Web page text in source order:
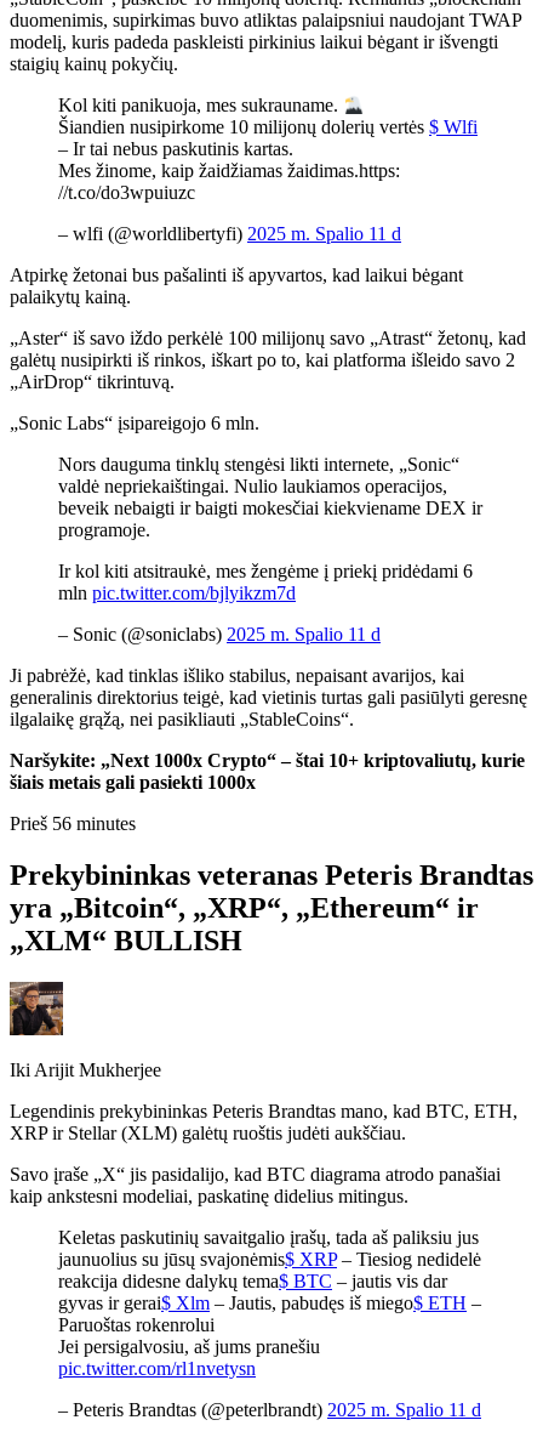
duomenimis, supirkimas buvo atliktas palaipsniui naudojant TWAP
modelį, kuris padeda paskleisti pirkinius laikui bėgant ir išvengti
staigių kainų pokyčių.
Kol kiti panikuoja, mes sukrauname.
Šiandien nusipirkome 10 milijonų dolerių vertės $ Wlfi
– Ir tai nebus paskutinis kartas.
Mes žinome, kaip žaidžiamas žaidimas.https:
//t.co/do3wpuiuzc
– wlfi (@worldlibertyfi) 2025 m. Spalio 11 d
Atpirkę žetonai bus pašalinti iš apyvartos, kad laikui bėgant
palaikytų kainą.
„Aster“ iš savo iždo perkėlė 100 milijonų savo „Atrast“ žetonų, kad
galėtų nusipirkti iš rinkos, iškart po to, kai platforma išleido savo 2
„AirDrop“ tikrintuvą.
„Sonic Labs“ įsipareigojo 6 mln.
Nors dauguma tinklų stengėsi likti internete, „Sonic“
valdė nepriekaištingai. Nulio laukiamos operacijos,
beveik nebaigti ir baigti mokesčiai kiekviename DEX ir
programoje.
Ir kol kiti atsitraukė, mes žengėme į priekį pridėdami 6
mln pic.twitter.com/bjlyikzm7d
– Sonic (@soniclabs) 2025 m. Spalio 11 d
Ji pabrėžė, kad tinklas išliko stabilus, nepaisant avarijos, kai
generalinis direktorius teigė, kad vietinis turtas gali pasiūlyti geresnę
ilgalaikę grąžą, nei pasikliauti „StableCoins“.
Naršykite: „Next 1000x Crypto“ – štai 10+ kriptovaliutų, kurie
šiais metais gali pasiekti 1000x
Prieš 56 minutes
Prekybininkas veteranas Peteris Brandtas
yra „Bitcoin“, „XRP“, „Ethereum“ ir
„XLM“ BULLISH
Iki Arijit Mukherjee
Legendinis prekybininkas Peteris Brandtas mano, kad BTC, ETH,
XRP ir Stellar (XLM) galėtų ruoštis judėti aukščiau.
Savo įraše „X“ jis pasidalijo, kad BTC diagrama atrodo panašiai
kaip ankstesni modeliai, paskatinę didelius mitingus.
Keletas paskutinių savaitgalio įrašų, tada aš paliksiu jus
jaunuolius su jūsų svajonėmis$ XRP– Tiesiog nedidelė
reakcija didesne dalykų tema$ BTC – jautis vis dar
gyvas ir gerai$ Xlm – Jautis, pabudęs iš miego$ ETH –
Paruoštas rokenrolui
Jei persigalvosiu, aš jums pranešiu
pic.twitter.com/rl1nvetysn
– Peteris Brandtas (@peterlbrandt) 2025 m. Spalio 11 d